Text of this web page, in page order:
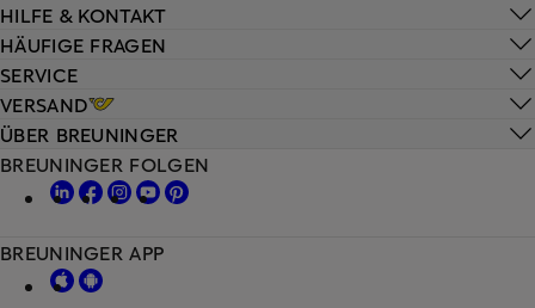
HILFE & KONTAKT
HÄUFIGE FRAGEN
SERVICE
VERSAND
ÜBER BREUNINGER
BREUNINGER FOLGEN
BREUNINGER APP